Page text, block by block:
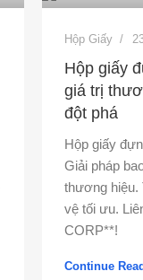
Hộp Giấy
Hộp giấy
giá trị
đột phá
Hộp giấy
Giải pháp
thương hiệu.
vệ tối ưu.
CORP**!
Continue